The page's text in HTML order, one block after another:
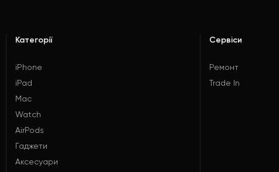
Категорії
iPhone
iPad
Mac
Watch
AirPods
Гаджети
Аксесуари
Сервіси
Ремонт
Trade In